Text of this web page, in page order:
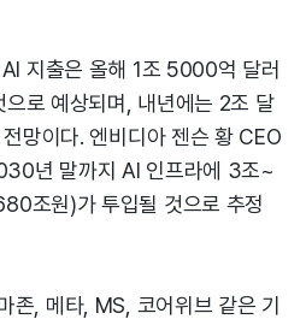
지출은 올해 1조 5000억 달러
로 예상되며, 내년에는 2조 달
망이다. 엔비디아 젠슨 황 CEO
년 말까지 AI 인프라에 3조~
조원)가 투입될 것으로 추정
존, 메타, MS, 코어위브 같은 기